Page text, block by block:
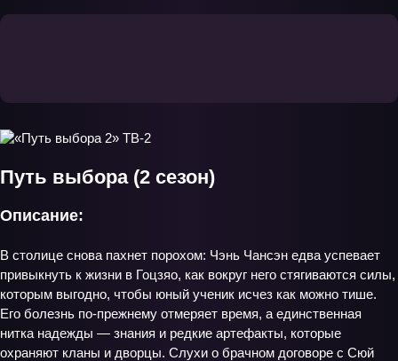
Путь выбора (2 сезон)
Описание:
В столице снова пахнет порохом: Чэнь Чансэн едва успевает
привыкнуть к жизни в Гоцзяо, как вокруг него стягиваются силы,
которым выгодно, чтобы юный ученик исчез как можно тише.
Его болезнь по‑прежнему отмеряет время, а единственная
нитка надежды — знания и редкие артефакты, которые
охраняют кланы и дворцы. Слухи о брачном договоре с Сюй